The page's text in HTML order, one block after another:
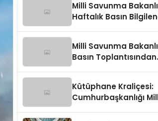
Milli Savunma
Haftalık Basın
Milli Savunma
Basın Toplantısından
Kütüphane Kraliçesi:
Cumhurbaşkanlığı